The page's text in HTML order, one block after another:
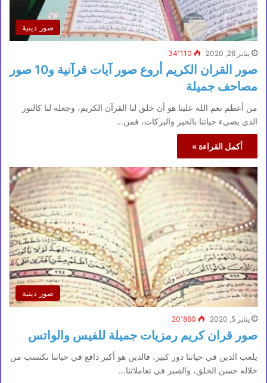
صور دينية
يناير 26, 2020 34٬110
صور القران الكريم أروع صور آيات قرآنية و10 صور
مصاحف جميلة
من أعظم نعم الله علينا هو أن خلق لنا القرآن الكريم، وجعله لنا كالنور
الذي يضيء حياتنا بالخير والبركات، فمن…
أكمل القراءة »
صور دينية
يناير 5, 2020 20٬860
صور قران كريم رمزيات جميلة للفيس والواتس
يلعب الدين في حياتنا دور كبير، فالدين هو أكبر دافع في حياتنا نكتسب من
خلاله حسن الخلق، والصبر في تعاملاتنا…